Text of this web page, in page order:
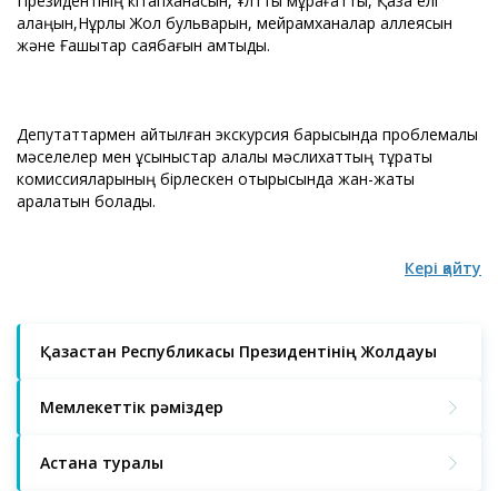
Қазақстан Республикасы Президентінің Жолдауы
Мемлекеттік рәміздер
Астана туралы
алаңын,Нұрлы Жол бульварын, мейрамханалар аллеясын
және Ғашықтар саябағын қамтыды.
Депутаттармен айтылған экскурсия барысында проблемалық
мәселелер мен ұсыныстар қалалық мәслихаттың тұрақты
комиссияларының бірлескен отырысында жан-жақты
қаралатын болады.
Кері қайту